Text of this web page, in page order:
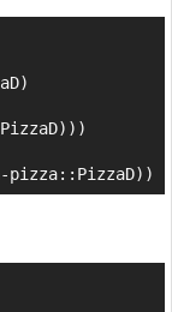
pizza::PizzaD))